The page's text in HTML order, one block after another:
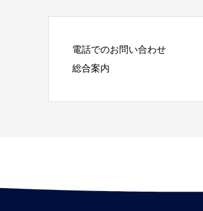
電話でのお問い合わせ
総合案内